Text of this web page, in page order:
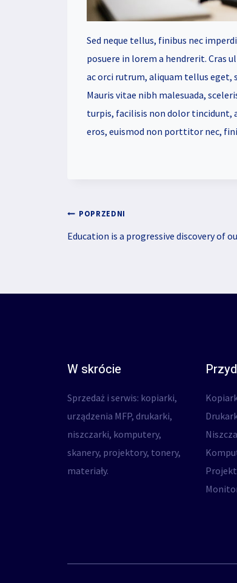
Sed neque tellus, finibus nec
posuere in lorem a hendrerit. Cras
ac orci rutrum, aliquam tellus eget,
Mauris vitae nibh malesuada,
turpis, facilisis non dolor tincidunt,
eros, euismod non porttitor nec,
POPRZEDNI
Education is a progressive discovery of
W skrócie
Sprzedaż i serwis: kopiarki,
urządzenia MFP, drukarki,
niszczarki, komputery,
skanery, projektory, tonery,
materiały.